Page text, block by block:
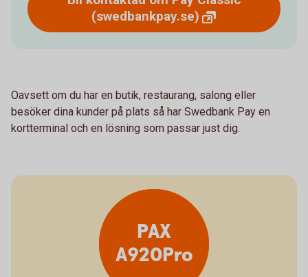
(swedbankpay.se)
Oavsett om du har en butik, restaurang, salong eller
besöker dina kunder på plats så har Swedbank Pay en
kortterminal och en lösning som passar just dig.
PAX
A920Pro